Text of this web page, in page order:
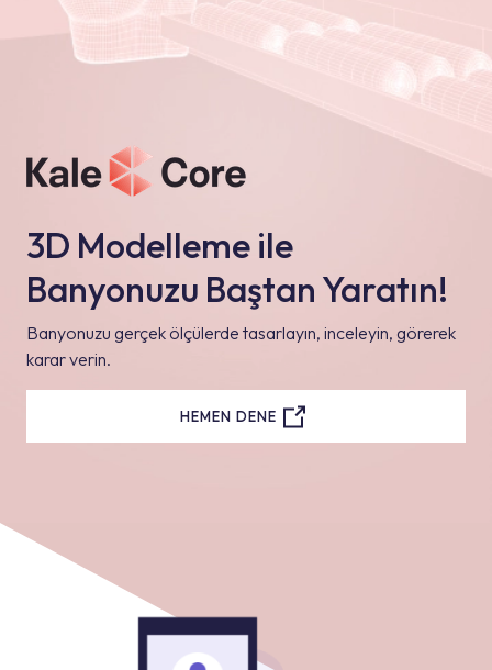
3D Modelleme ile
Banyonuzu Baştan Yaratın!
Banyonuzu gerçek ölçülerde tasarlayın, inceleyin, görerek
karar verin.
HEMEN DENE